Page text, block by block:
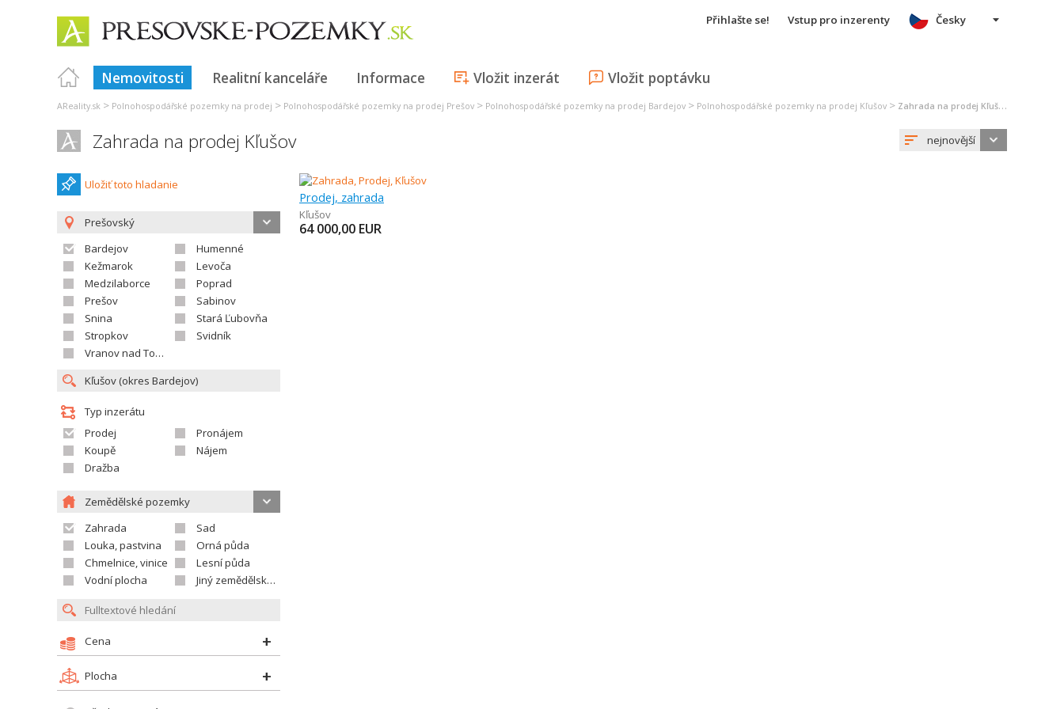
Přihlašte se! Vstup pro inzerenty
Nemovitosti Realitní kanceláře Informace Vložit inzerát Vložit poptávku
Česky
AReality.sk > Polnohospodářské pozemky na prodej > Polnohospodářské pozemky na prodej Prešov > Polnohospodářské pozemky na prodej Bardejov > Polnohospodářské pozemky na prodej Kľušov > Zahrada na prodej Kľušov
Zahrada na prodej Kľušov nejnovější
Uložiť toto hladanie
Prešovský
Bardejov
Humenné
Kežmarok
Levoča
Medzilaborce
Poprad
Prešov
Sabinov
Snina
Stará Ľubovňa
Stropkov
Svidník
Vranov nad Topľou
Typ inzerátu
Prodej
Pronájem
Koupě
Nájem
Dražba
Zemědělské pozemky
Zahrada
Sad
Louka, pastvina
Orná půda
Chmelnice, vinice
Lesní půda
Vodní plocha
Jiný zemědělský pozemek
Cena
Plocha
Prodej, zahrada
Kľušov
64 000,00 EUR